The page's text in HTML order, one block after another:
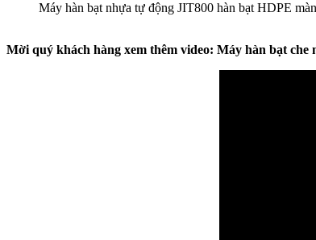
Máy hàn bạt nhựa tự động JIT800 hàn bạt HDPE
Mời quý khách hàng xem thêm video: Máy hàn bạt che